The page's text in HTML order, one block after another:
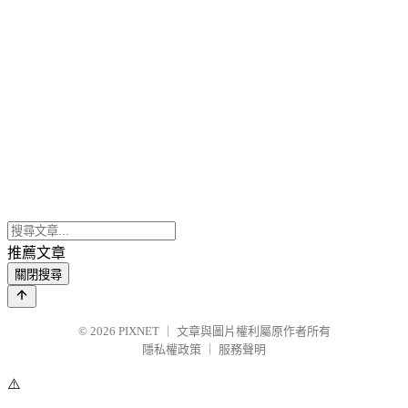
推薦文章
關閉搜尋
© 2026 PIXNET
文章與圖片權利屬原作者所有
隱私權政策
服務聲明
⚠️